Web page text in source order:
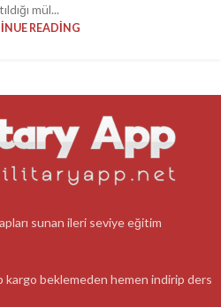
mül...
READING
sunan ileri seviye eğitim
kargo beklemeden hemen indirip ders